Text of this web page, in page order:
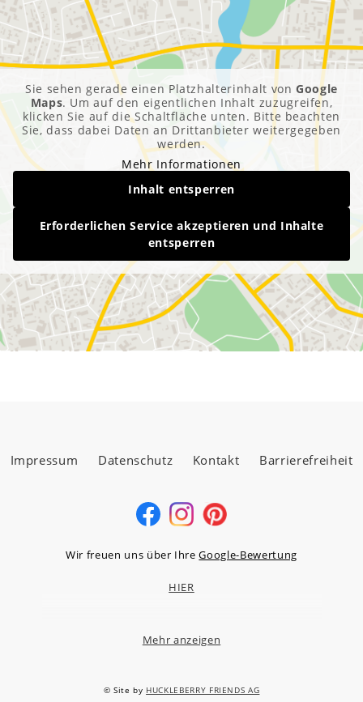
Sie sehen gerade einen Platzhalterinhalt vonGoogle
Maps. Um auf den eigentlichen Inhalt zuzugreifen,
klicken Sie auf die Schaltfläche unten. Bitte beachten
Sie, dass dabei Daten an Drittanbieter weitergegeben
werden.
Mehr Informationen
Inhalt entsperren
Erforderlichen Service akzeptieren und Inhalte
entsperren
Impressum Datenschutz Kontakt Barrierefreiheit
Wir freuen uns über IhreGoogle-Bewertung
HIER
Niederstedter Weg 13A – 17, 61348 Bad Homburg v.d.H.
Mehr anzeigen
© Site by HUCKLEBERRY FRIENDS AG